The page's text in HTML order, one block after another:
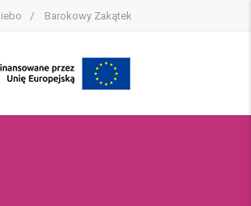
Barokowy Zakątek